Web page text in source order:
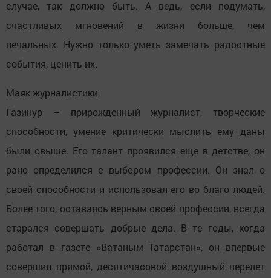
случае, так должно быть. А ведь, если подумать,
счастливых мгновений в жизни больше, чем
печальных. Нужно только уметь замечать радостные
события, ценить их.
Маяк журналистики
Газинур – прирожденный журналист, творческие
способности, умение критически мыслить ему даны
были свыше. Его талант проявился еще в детстве, он
рано определился с выбором профессии. Он знал о
своей способности и использовал его во благо людей.
Более того, оставаясь верным своей профессии, всегда
старался совершать добрые дела. В те годы, когда
работал в газете «Ватаным Татарстан», он впервые
совершил прямой, десятичасовой воздушный перелет